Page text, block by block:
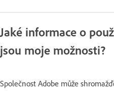
Jaké informace o
jsou moje možnosti?
Společnost Adobe může